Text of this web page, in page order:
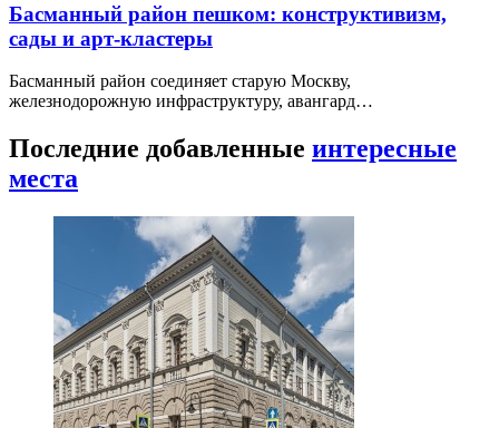
Басманный район пешком: конструктивизм,
сады и арт-кластеры
Басманный район соединяет старую Москву,
железнодорожную инфраструктуру, авангард…
Последние добавленные интересные
места